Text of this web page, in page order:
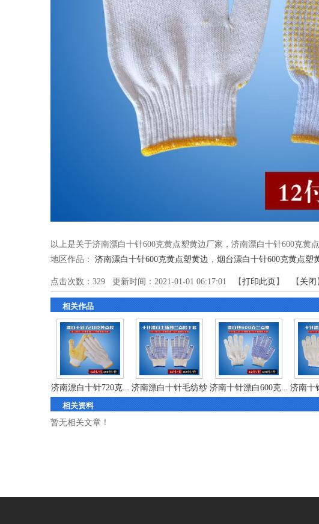
以上是关于济南漂白十针600克黄点塑黄边厂家，济南漂白十针600克黄
地区作品： 济南漂白十针600克黄点塑黄边 ， 烟台漂白十针600克黄点塑
点击次数： 329 更新时间：2021-01-01 06:17:01 【打印此页 】 【 关闭
相关作品
济南漂白十针720克... 济南漂白十针毛纺纱 济南十针漂白600克... 济南十
相关资料
暂无相关文章！